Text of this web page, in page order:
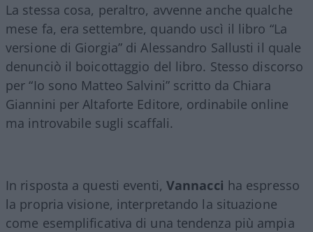
La stessa cosa, peraltro, avvenne anche qualche
mese fa, era settembre, quando uscì il libro “La
versione di Giorgia” di Alessandro Sallusti il quale
denunciò il boicottaggio del libro. Stesso discorso
per “Io sono Matteo Salvini” scritto da Chiara
Giannini per Altaforte Editore, ordinabile online
ma introvabile sugli scaffali.
In risposta a questi eventi, Vannacci ha espresso
la propria visione, interpretando la situazione
come esemplificativa di una tendenza più ampia